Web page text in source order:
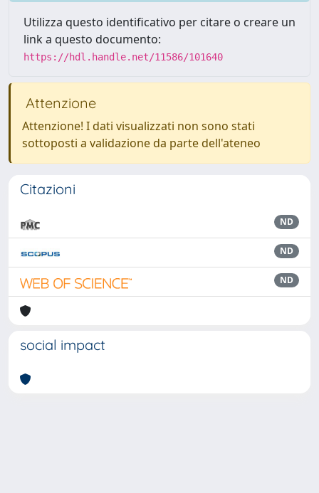
Utilizza questo identificativo per citare o creare un
link a questo documento:
https://hdl.handle.net/11586/101640
Attenzione
Attenzione! I dati visualizzati non sono stati
sottoposti a validazione da parte dell'ateneo
Citazioni
ND
ND
ND
social impact